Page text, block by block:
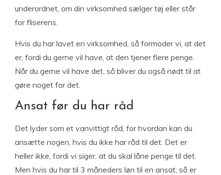
underordnet, om din virksomhed sælger tøj eller står
for fliserens.
Hvis du har lavet en virksomhed, så formoder vi, at det
er, fordi du gerne vil have, at den tjener flere penge.
Når du gerne vil have det, så bliver du også nødt til at
gøre noget for det.
Ansat før du har råd
Det lyder som et vanvittigt råd, for hvordan kan du
ansætte nogen, hvis du ikke har råd til det. Det er
heller ikke, fordi vi siger, at du skal låne penge til det.
Men hvis du har til 3 måneders løn til en ansat, så er